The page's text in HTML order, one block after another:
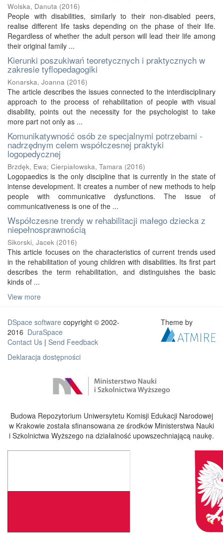
Wolska, Danuta (2016)
People with disabilities, similarly to their non-disabled peers,
realise different life tasks depending on the phase of their life.
Regardless of whether the adult person will lead their life among
their original family ...
Kierunki poszukiwań teoretycznych i praktycznych w
zakresie tyflopedagogiki
Konarska, Joanna (2016)
The article describes the issues connected to the interdisciplinary
approach to the process of rehabilitation of people with visual
disability, points out the necessity for the psychologist to take
more part not only as ...
Komunikatywność osób ze specjalnymi potrzebami -
nadrzędnym celem współczesnej praktyki
logopedycznej
Brzdęk, Ewa; Cierpiałowska, Tamara (2016)
Logopaedics is the only discipline that is currently in the state of
intense development. It creates a number of new methods to help
people with communicative dysfunctions. The issue of
communicativeness is one of the ...
Współczesne trendy w rehabilitacji małego dziecka z
niepełnosprawnością
Sikorski, Jacek (2016)
This article focuses on the characteristics of current trends used
in the rehabilitation of young children with disabilities. Its first part
describes the term rehabilitation, and distinguishes the basic
kinds of ...
View more
DSpace software copyright © 2002-
2016 DuraSpace
Contact Us | Send Feedback
Deklaracja dostępności
Theme by
Budowa Repozytorium Uniwersytetu Komisji Edukacji Narodowej
w Krakowie została sfinansowana ze środków Ministerstwa Nauki
i Szkolnictwa Wyższego na działalność upowszechniającą naukę.